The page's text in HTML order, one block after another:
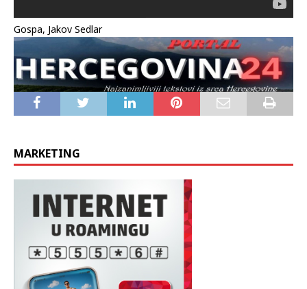
Gospa, Jakov Sedlar
MARKETING